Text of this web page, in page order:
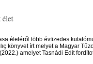
élet
életéről több évtizedes
könyvet írt melyet a Magyar
amelyet Tasnádi Edit